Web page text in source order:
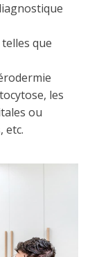
que
les
ou
etc.